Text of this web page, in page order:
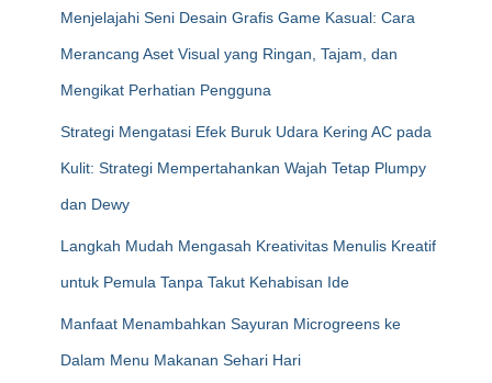
Menjelajahi Seni Desain Grafis Game Kasual: Cara
Merancang Aset Visual yang Ringan, Tajam, dan
Mengikat Perhatian Pengguna
Strategi Mengatasi Efek Buruk Udara Kering AC pada
Kulit: Strategi Mempertahankan Wajah Tetap Plumpy
dan Dewy
Langkah Mudah Mengasah Kreativitas Menulis Kreatif
untuk Pemula Tanpa Takut Kehabisan Ide
Manfaat Menambahkan Sayuran Microgreens ke
Dalam Menu Makanan Sehari Hari